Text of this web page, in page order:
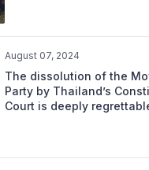
August 07, 2024
The dissolution of the
Party by Thailand’s
Court is deeply